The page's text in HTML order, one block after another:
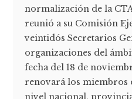
normalización de la
reunió a su Comisión
veintidós Secretarios
organizaciones del
fecha del 18 de
renovará los miembros
nivel nacional,